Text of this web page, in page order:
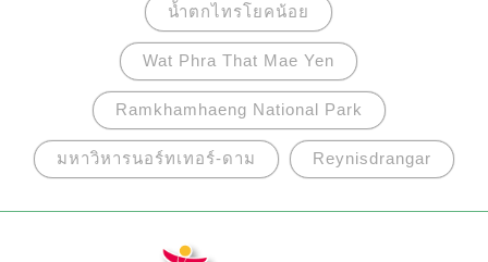
น้ำตกไทรโยคน้อย
Wat Phra That Mae Yen
Ramkhamhaeng National Park
มหาวิหารนอร์ทเทอร์-ดาม Reynisdrangar